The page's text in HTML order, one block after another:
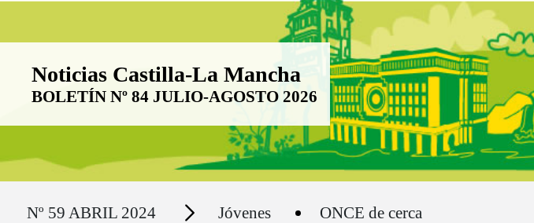
Boletín Noticias Castilla-La Mancha
Noticias Castilla-La Mancha
BOLETÍN Nº 84 JULIO-AGOSTO 2026
Nº 59 ABRIL 2024 Secciones Jóvenes ONCE de cerca